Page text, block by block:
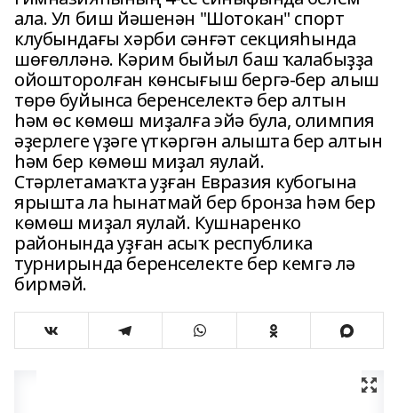
ала. Ул биш йәшенән "Шотокан" спорт
клубындағы хәрби сәнғәт секцияһында
шөғөлләнә. Кәрим быйыл баш ҡалабыҙҙа
ойошторолған көнсығыш бергә-бер алыш
төрө буйынса беренселектә бер алтын
һәм өс көмөш миҙалға эйә була, олимпия
әҙерлеге үҙәге үткәргән алышта бер алтын
һәм бер көмөш миҙал яулай.
Стәрлетамаҡта уҙған Евразия кубогына
ярышта ла һынатмай бер бронза һәм бер
көмөш миҙал яулай. Кушнаренко
районында уҙған асыҡ республика
турнирында беренселекте бер кемгә лә
бирмәй.